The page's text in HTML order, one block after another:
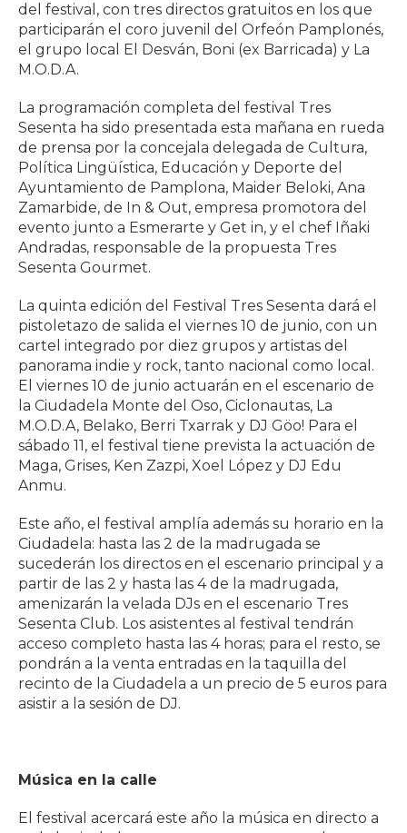
del festival, con tres directos gratuitos en los que
participarán el coro juvenil del Orfeón Pamplonés,
el grupo local El Desván, Boni (ex Barricada) y La
M.O.D.A.
La programación completa del festival Tres
Sesenta ha sido presentada esta mañana en rueda
de prensa por la concejala delegada de Cultura,
Política Lingüística, Educación y Deporte del
Ayuntamiento de Pamplona, Maider Beloki, Ana
Zamarbide, de In & Out, empresa promotora del
evento junto a Esmerarte y Get in, y el chef Iñaki
Andradas, responsable de la propuesta Tres
Sesenta Gourmet.
La quinta edición del Festival Tres Sesenta dará el
pistoletazo de salida el viernes 10 de junio, con un
cartel integrado por diez grupos y artistas del
panorama indie y rock, tanto nacional como local.
El viernes 10 de junio actuarán en el escenario de
la Ciudadela Monte del Oso, Ciclonautas, La
M.O.D.A, Belako, Berri Txarrak y DJ Göo! Para el
sábado 11, el festival tiene prevista la actuación de
Maga, Grises, Ken Zazpi, Xoel López y DJ Edu
Anmu.
Este año, el festival amplía además su horario en la
Ciudadela: hasta las 2 de la madrugada se
sucederán los directos en el escenario principal y a
partir de las 2 y hasta las 4 de la madrugada,
amenizarán la velada DJs en el escenario Tres
Sesenta Club. Los asistentes al festival tendrán
acceso completo hasta las 4 horas; para el resto, se
pondrán a la venta entradas en la taquilla del
recinto de la Ciudadela a un precio de 5 euros para
asistir a la sesión de DJ.
Música en la calle
El festival acercará este año la música en directo a